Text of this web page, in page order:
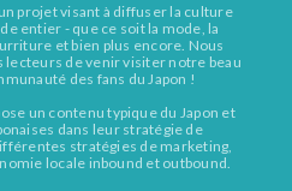
projet visant à diffuser la culture
entier - que ce soit la mode, la
et bien plus encore. Nous
lecteurs de venir visiter notre beau
des fans du Japon !
un contenu typique du Japon et
dans leur stratégie de
stratégies de marketing,
locale inbound et outbound.